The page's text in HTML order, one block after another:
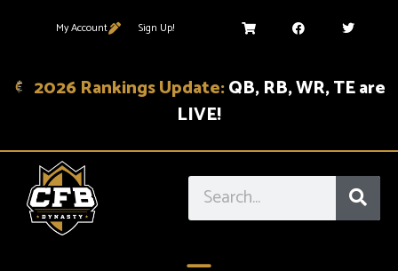
My Account Sign Up!
2026 Rankings Update:QB, RB, WR, TE are
LIVE!